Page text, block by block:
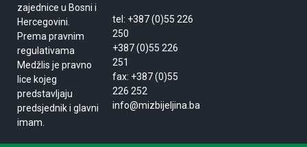
zajednice u Bosni i
Hercegovini.
Prema pravnim
regulativama
Medžlis je pravno
lice kojeg
predstavljaju
predsjednik i glavni
imam.
tel: +387 (0)55 226
250
+387 (0)55 226
251
fax: +387 (0)55
226 252
info@mizbijeljina.ba